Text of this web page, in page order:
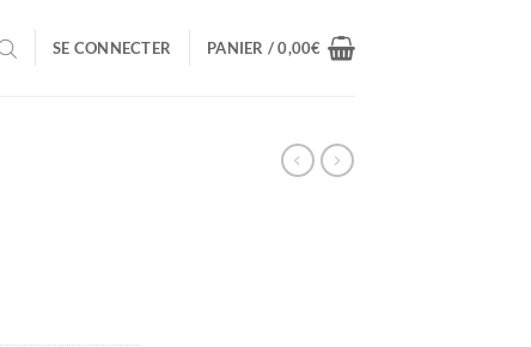
SE CONNECTER PANIER /0,00€